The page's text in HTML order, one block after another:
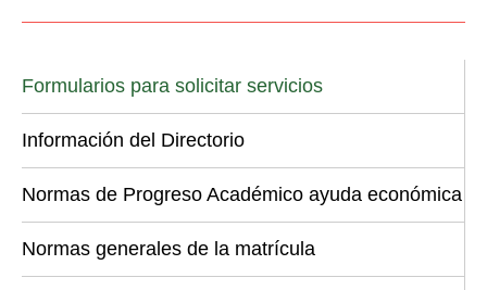
Formularios para solicitar servicios
Información del Directorio
Normas de Progreso Académico ayuda económica
Normas generales de la matrícula